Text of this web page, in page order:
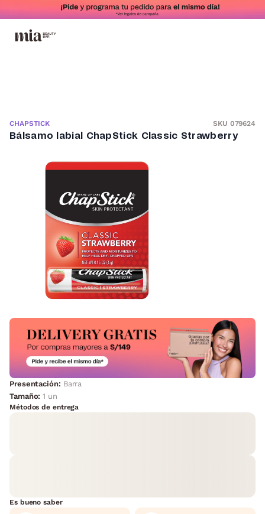
CHAPSTICK SKU 079624
Bálsamo labial ChapStick Classic Strawberry
Presentación: Barra
Tamaño:1 un
Métodos de entrega
Es bueno saber